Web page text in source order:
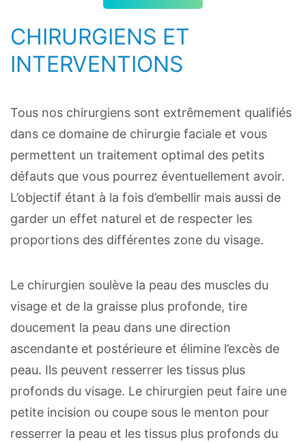
CHIRURGIENS ET
INTERVENTIONS
Tous nos chirurgiens sont extrêmement qualifiés
dans ce domaine de chirurgie faciale et vous
permettent un traitement optimal des petits
défauts que vous pourrez éventuellement avoir.
L’objectif étant à la fois d’embellir mais aussi de
garder un effet naturel et de respecter les
proportions des différentes zone du visage.
Le chirurgien soulève la peau des muscles du
visage et de la graisse plus profonde, tire
doucement la peau dans une direction
ascendante et postérieure et élimine l’excès de
peau. Ils peuvent resserrer les tissus plus
profonds du visage. Le chirurgien peut faire une
petite incision ou coupe sous le menton pour
resserrer la peau et les tissus plus profonds du